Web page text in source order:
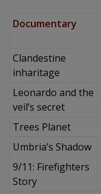
Documentary
Clandestine
inharitage
Leonardo and the
veil’s secret
Trees Planet
Umbria’s Shadow
9/11: Firefighters
Story